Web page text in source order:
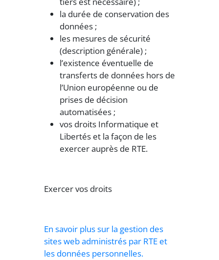
la durée de conservation des
données ;
les mesures de sécurité
(description générale) ;
l’existence éventuelle de
transferts de données hors de
l’Union européenne ou de
prises de décision
automatisées ;
vos droits Informatique et
Libertés et la façon de les
exercer auprès de RTE.
Exercer vos droits
En savoir plus sur la gestion des
sites web administrés par RTE et
les données personnelles.